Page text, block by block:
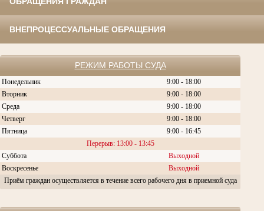
ВНЕПРОЦЕССУАЛЬНЫЕ ОБРАЩЕНИЯ
РЕЖИМ РАБОТЫ СУДА
Понедельник
9:00 - 18:00
Вторник
9:00 - 18:00
Среда
9:00 - 18:00
Четверг
9:00 - 18:00
Пятница
9:00 - 16:45
Перерыв: 13:00 - 13:45
Суббота
Выходной
Воскресенье
Выходной
Приём граждан осуществляется в течение всего рабочего дня в приемной суда